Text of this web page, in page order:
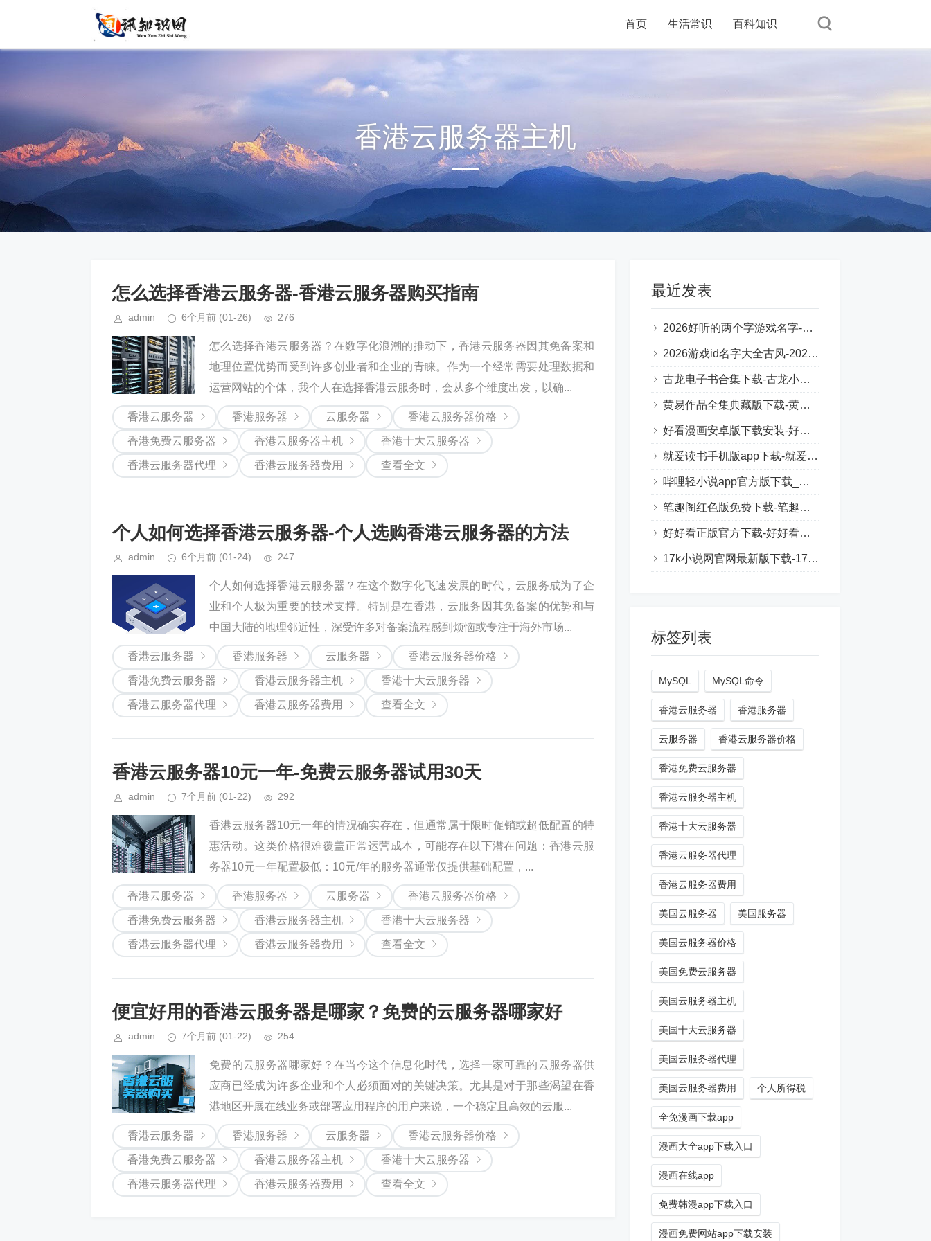
首页 生活常识 百科知识
首页 生活常识 百科知识
香港云服务器主机
怎么选择香港云服务器-香港云服务器购买指南
admin 6个月前 (01-26) 276
怎么选择香港云服务器？在数字化浪潮的推动下，香港云服务器因其免备案和
地理位置优势而受到许多创业者和企业的青睐。作为一个经常需要处理数据和
运营网站的个体，我个人在选择香港云服务时，会从多个维度出发，以确...
香港云服务器 香港服务器 云服务器 香港云服务器价格
香港免费云服务器 香港云服务器主机 香港十大云服务器
香港云服务器代理 香港云服务器费用 查看全文
个人如何选择香港云服务器-个人选购香港云服务器的方法
admin 6个月前 (01-24) 247
个人如何选择香港云服务器？在这个数字化飞速发展的时代，云服务成为了企
业和个人极为重要的技术支撑。特别是在香港，云服务因其免备案的优势和与
中国大陆的地理邻近性，深受许多对备案流程感到烦恼或专注于海外市场...
香港云服务器 香港服务器 云服务器 香港云服务器价格
香港免费云服务器 香港云服务器主机 香港十大云服务器
香港云服务器代理 香港云服务器费用 查看全文
香港云服务器10元一年-免费云服务器试用30天
admin 7个月前 (01-22) 292
香港云服务器10元一年的情况确实存在，但通常属于限时促销或超低配置的特
惠活动。这类价格很难覆盖正常运营成本，可能存在以下潜在问题：香港云服
务器10元一年配置极低：10元/年的服务器通常仅提供基础配置，...
香港云服务器 香港服务器 云服务器 香港云服务器价格
香港免费云服务器 香港云服务器主机 香港十大云服务器
香港云服务器代理 香港云服务器费用 查看全文
便宜好用的香港云服务器是哪家？免费的云服务器哪家好
admin 7个月前 (01-22) 254
免费的云服务器哪家好？在当今这个信息化时代，选择一家可靠的云服务器供
应商已经成为许多企业和个人必须面对的关键决策。尤其是对于那些渴望在香
港地区开展在线业务或部署应用程序的用户来说，一个稳定且高效的云服...
香港云服务器 香港服务器 云服务器 香港云服务器价格
香港免费云服务器 香港云服务器主机 香港十大云服务器
香港云服务器代理 香港云服务器费用 查看全文
最近发表
2026好听的两个字游戏名字-2026年热门且好听的两个字游戏名字
2026游戏id名字大全古风-2026年最流行的古风游戏ID
古龙电子书合集下载-古龙小说txt下载网站
黄易作品全集典藏版下载-黄易小说全集txt下载
好看漫画安卓版下载安装-好看漫画最新官方正版下载
就爱读书手机版app下载-就爱读书手机版软件
哔哩轻小说app官方版下载_哔哩轻小说app官方下载最新版
笔趣阁红色版免费下载-笔趣阁红色版官方版下载
好好看正版官方下载-好好看影视app下载
17k小说网官网最新版下载-17k小说网官网txt下载入口
标签列表
MySQL MySQL命令
香港云服务器 香港服务器
云服务器 香港云服务器价格
香港免费云服务器
香港云服务器主机
香港十大云服务器
香港云服务器代理
香港云服务器费用
美国云服务器 美国服务器
美国云服务器价格
美国免费云服务器
美国云服务器主机
美国十大云服务器
美国云服务器代理
美国云服务器费用 个人所得税
全免漫画下载app
漫画大全app下载入口
漫画在线app
免费韩漫app下载入口
漫画免费网站app下载安装